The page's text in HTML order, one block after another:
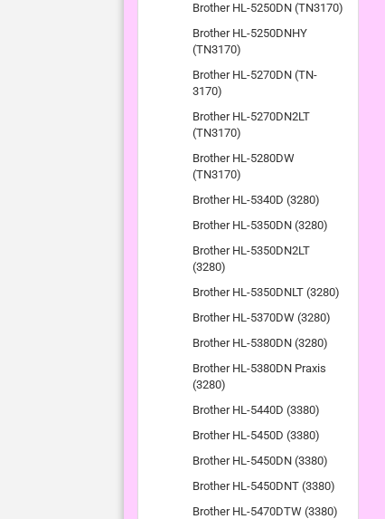
Brother HL-5250DN (TN3170)
Brother HL-5250DNHY
(TN3170)
Brother HL-5270DN (TN-
3170)
Brother HL-5270DN2LT
(TN3170)
Brother HL-5280DW
(TN3170)
Brother HL-5340D (3280)
Brother HL-5350DN (3280)
Brother HL-5350DN2LT
(3280)
Brother HL-5350DNLT (3280)
Brother HL-5370DW (3280)
Brother HL-5380DN (3280)
Brother HL-5380DN Praxis
(3280)
Brother HL-5440D (3380)
Brother HL-5450D (3380)
Brother HL-5450DN (3380)
Brother HL-5450DNT (3380)
Brother HL-5470DTW (3380)